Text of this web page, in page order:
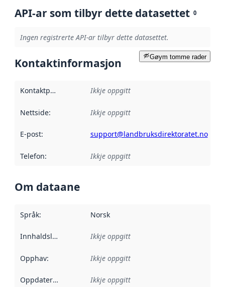
API-ar som tilbyr dette datasettet 0
Ingen registrerte API-ar tilbyr dette datasettet.
Gøym tomme rader
Kontaktinformasjon
Kontaktpunkt Ikkje oppgitt
Nettside: Ikkje oppgitt
E-post: support@landbruksdirektoratet.no
Telefon: Ikkje oppgitt
Om dataane
Språk: Norsk
Innhaldsleverandørar :
Ikkje oppgitt
Opphav: Ikkje oppgitt
Oppdateringsfrekvens :
Ikkje oppgitt